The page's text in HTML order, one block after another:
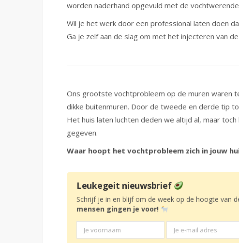
worden naderhand opgevuld met de
Wil je het werk door een professional laten doen
Ga je zelf aan de slag om met het injecteren van
Ons grootste vochtprobleem op de muren waren
dikke buitenmuren. Door de tweede en derde tip
Het huis laten luchten deden we altijd al, maar
gegeven.
Waar hoopt het vochtprobleem zich in jouw
Leukegeit nieuwsbrief
Schrijf je in en blijf om de week op de hoogte van
mensen gingen je voor!